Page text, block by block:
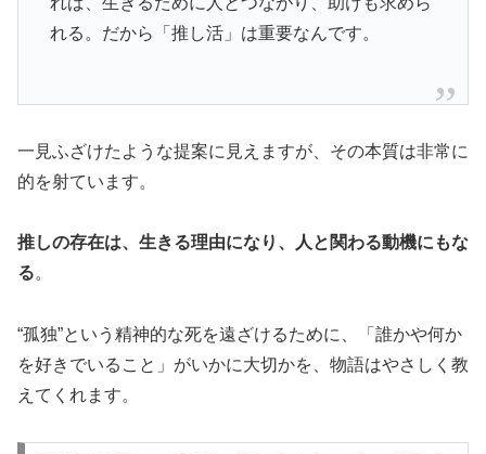
れる。だから「推し活」は重要なんです。
一見ふざけたような提案に見えますが、その本質は非常に
的を射ています。
推しの存在は、生きる理由になり、人と関わる動機にもな
る。
“孤独”という精神的な死を遠ざけるために、「誰かや何か
を好きでいること」がいかに大切かを、物語はやさしく教
えてくれます。